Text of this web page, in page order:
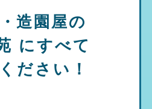
造園屋の
にすべて
ださい！